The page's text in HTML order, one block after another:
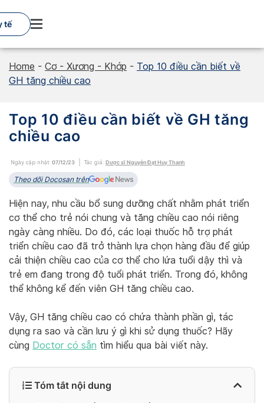
to
content
tế
Home - Cơ - Xương - Khớp - Top 10 điều cần biết về
GH tăng chiều cao
Top 10 điều cần biết về GH tăng
chiều cao
Ngày cập nhật: 07/12/23 Tác giả: Dược sĩ Nguyễn Đạt Huy Thanh
Theo dõi Docosan trên
Hiện nay, nhu cầu bổ sung dưỡng chất nhằm phát triển
cơ thể cho trẻ nói chung và tăng chiều cao nói riêng
ngày càng nhiều. Do đó, các loại thuốc hỗ trợ phát
triển chiều cao đã trở thành lựa chọn hàng đầu để giúp
cải thiện chiều cao của cơ thể cho lứa tuổi dậy thì và
trẻ em đang trong độ tuổi phát triển. Trong đó, không
thể không kể đến viên GH tăng chiều cao.
Vậy, GH tăng chiều cao có chứa thành phần gì, tác
dụng ra sao và cần lưu ý gì khi sử dụng thuốc? Hãy
cùng Doctor có sẵn tìm hiểu qua bài viết này.
Tóm tắt nội dung